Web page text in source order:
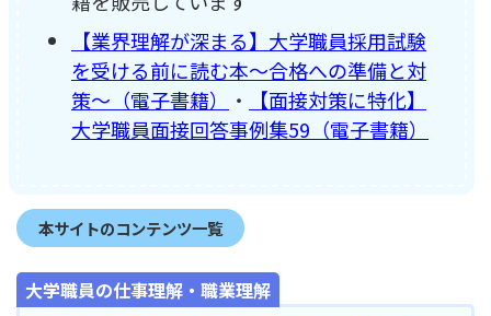
【業界理解が深まる】大学職員採用試験
を受ける前に読む本～合格への準備と対
策～（電子書籍）
・
【面接対策に特化】
大学職員面接回答事例集59（電子書籍）
本サイトのコンテンツ一覧
大学職員の仕事理解・職業理解